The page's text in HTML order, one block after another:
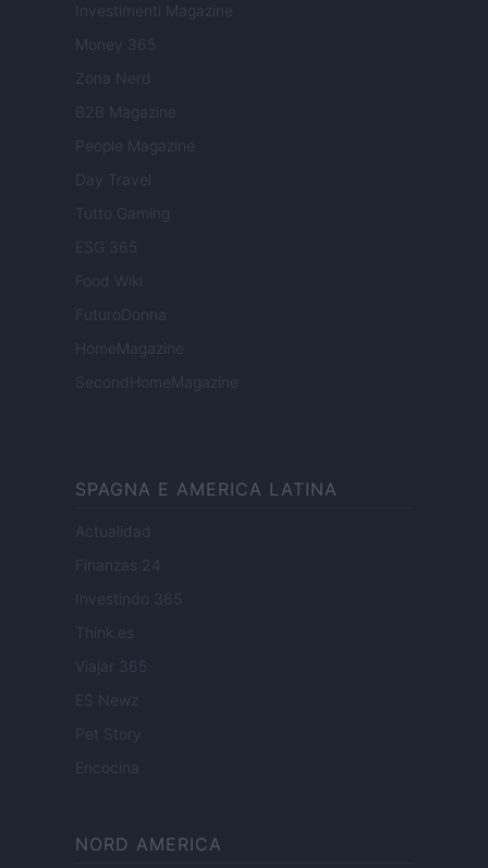
Investimenti Magazine
Money 365
Zona Nerd
B2B Magazine
People Magazine
Day Travel
Tutto Gaming
ESG 365
Food Wiki
FuturoDonna
HomeMagazine
SecondHomeMagazine
SPAGNA E AMERICA LATINA
Actualidad
Finanzas 24
Investindo 365
Think.es
Viajar 365
ES Newz
Pet Story
Encocina
NORD AMERICA